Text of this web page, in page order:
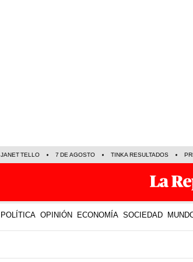
JANET TELLO 7 DE AGOSTO TINKA RESULTADOS
POLÍTICA OPINIÓN ECONOMÍA SOCIEDAD